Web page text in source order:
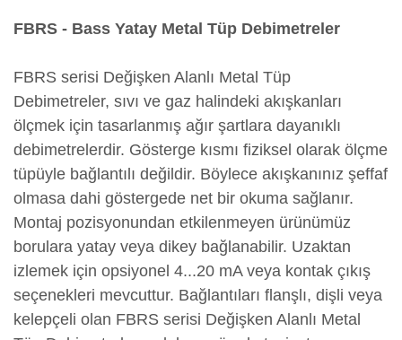
FBRS - Bass Yatay Metal Tüp Debimetreler
FBRS serisi Değişken Alanlı Metal Tüp
Debimetreler, sıvı ve gaz halindeki akışkanları
ölçmek için tasarlanmış ağır şartlara dayanıklı
debimetrelerdir. Gösterge kısmı fiziksel olarak ölçme
tüpüyle bağlantılı değildir. Böylece akışkanınız şeffaf
olmasa dahi göstergede net bir okuma sağlanır.
Montaj pozisyonundan etkilenmeyen ürünümüz
borulara yatay veya dikey bağlanabilir. Uzaktan
izlemek için opsiyonel 4...20 mA veya kontak çıkış
seçenekleri mevcuttur. Bağlantıları flanşlı, dişli veya
kelepçeli olan FBRS serisi Değişken Alanlı Metal